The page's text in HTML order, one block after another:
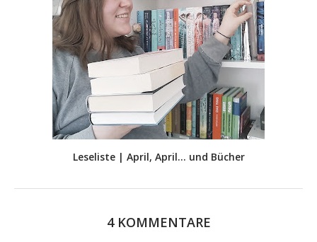
Leseliste | April, April... und Bücher
4 KOMMENTARE